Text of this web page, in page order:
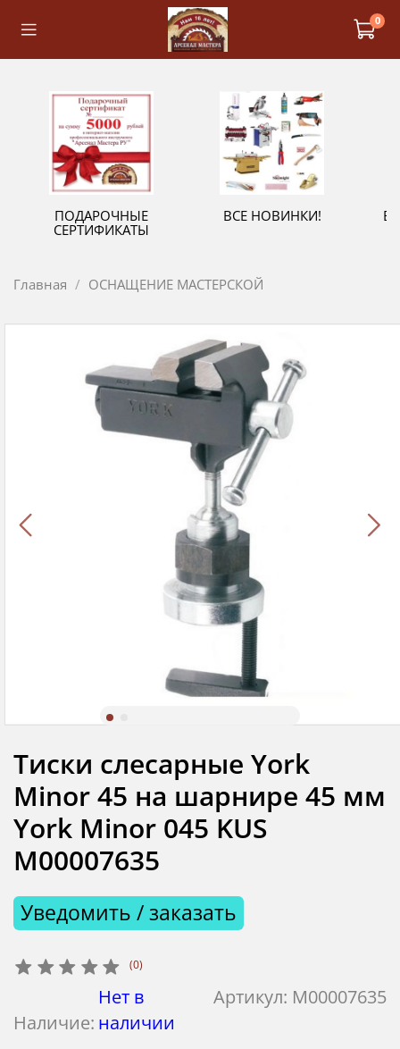
0
ПОДАРОЧНЫЕ
СЕРТИФИКАТЫ
ВСЕ НОВИНКИ!
Главная ОСНАЩЕНИЕ МАСТЕРСКОЙ
(0)
Артикул: М00007635
Наличие:
Нет в
наличии
Уведомить / заказать
Тиски слесарные York
Minor 45 на шарнире 45 мм
York Minor 045 KUS
М00007635